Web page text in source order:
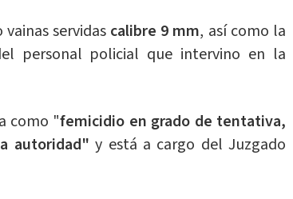
servidas calibre 9 mm, así como la
personal policial que intervino en la
como "femicidio en grado de tentativa,
autoridad" y está a cargo del Juzgado